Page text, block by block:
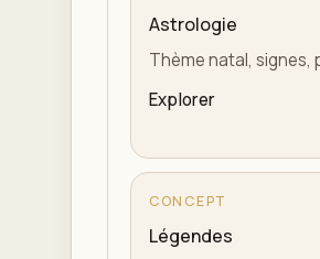
Astrologie
Thème natal, signes,
Explorer
CONCEPT
Légendes